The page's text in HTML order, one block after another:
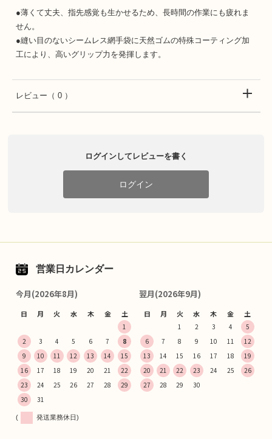
●薄くて丈夫、指先感覚も生かせるため、長時間の作業にも疲れま
せん。
●縫い目のないシームレス網手袋に天然ゴムの特殊コーティング加
工により、高いグリップ力を発揮します。
レビュー （ 0 ）
ログインしてレビューを書く
ログイン
営業日カレンダー
今月(2026年8月)
日 月 火 水 木 金 土
1
2
3 4 5 6 7
8
9
10 11 12 13 14
15
16
17 18 19 20 21
22
23
24 25 26 27 28
29
30
31
翌月(2026年9月)
日 月 火 水 木 金 土
1 2 3 4
5
6
7 8 9 10 11
12
13
14 15 16 17 18
19
20
21 22 23 24 25
26
27
28 29 30
( 発送業務休日)